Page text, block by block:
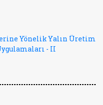
Yönelik Yalın Üretim
- II